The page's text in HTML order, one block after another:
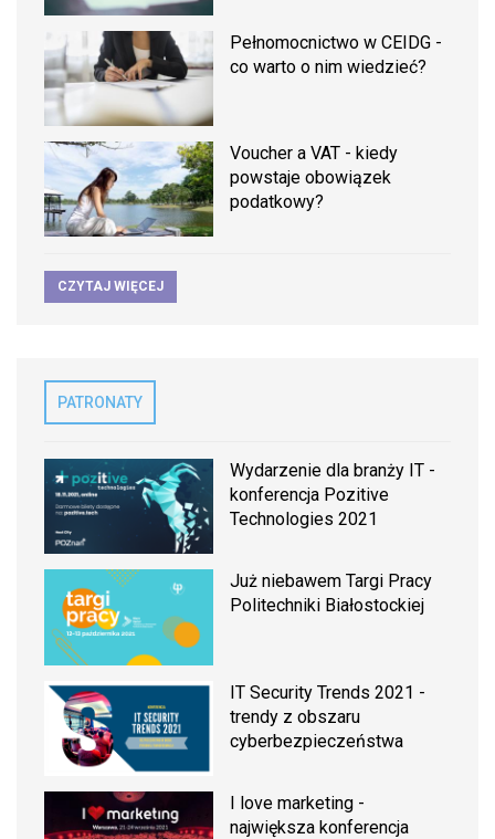
Pełnomocnictwo w CEIDG -
co warto o nim wiedzieć?
Voucher a VAT - kiedy
powstaje obowiązek
podatkowy?
CZYTAJ WIĘCEJ
PATRONATY
Wydarzenie dla branży IT -
konferencja Pozitive
Technologies 2021
Już niebawem Targi Pracy
Politechniki Białostockiej
IT Security Trends 2021 -
trendy z obszaru
cyberbezpieczeństwa
I love marketing -
największa konferencja